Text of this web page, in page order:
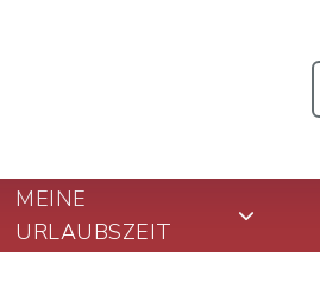
MEINE
URLAUBSZEIT